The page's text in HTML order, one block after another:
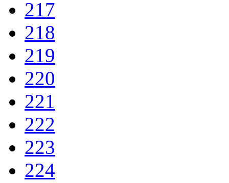
217
218
219
220
221
222
223
224